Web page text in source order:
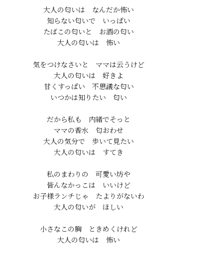
大人の匂いは　なんだか怖い
知らない匂いで　いっぱい
たばこの匂いと　お酒の匂い
大人の匂いは　怖い
気をつけなさいと　ママは云うけど
大人の匂いは　好きよ
甘くすっぱい　不思議な匂い
いつかは知りたい　匂い
だから私も　内緒でそっと
ママの香水　匂おわせ
大人の気分で　歩いて見たい
大人の匂いは　すてき
私のまわりの　可愛い坊や
皆んなかっこは　いいけど
お子様ランチじゃ　たよりがないわ
大人の匂いが　ほしい
小さなこの胸　ときめくけれど